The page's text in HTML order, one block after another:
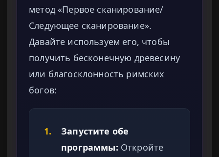
метод «Первое сканирование/
Следующее сканирование».
Давайте используем его, чтобы
получить бесконечную древесину
или благосклонность римских
богов:
1.
Запустите обе
программы: Откройте